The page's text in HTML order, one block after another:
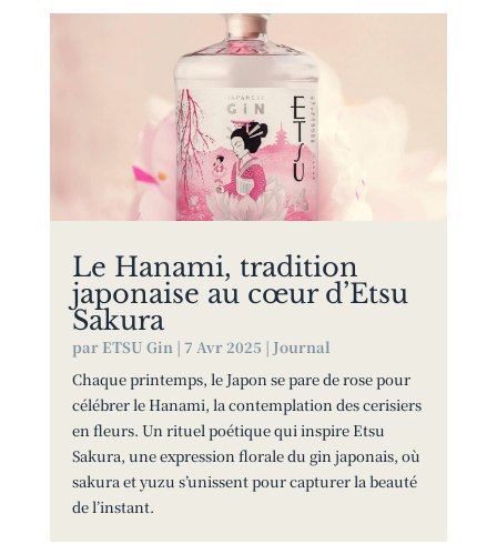
Le Hanami, tradition
japonaise au cœur d’Etsu
Sakura
par ETSU Gin| 7 Avr 2025 | Journal
Chaque printemps, le Japon se pare de rose pour
célébrer le Hanami, la contemplation des cerisiers
en fleurs. Un rituel poétique qui inspire Etsu
Sakura, une expression florale du gin japonais, où
sakura et yuzu s’unissent pour capturer la beauté
de l’instant.